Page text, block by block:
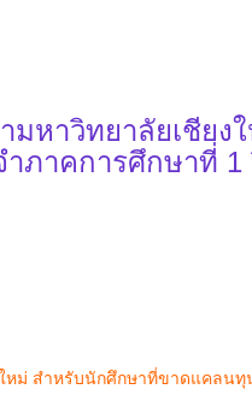
หาวิทยาลัยเชียง
ภาคการศึกษาที่ 1
ม่ สำหรับนักศึกษาที่ขาดแคลนทุ